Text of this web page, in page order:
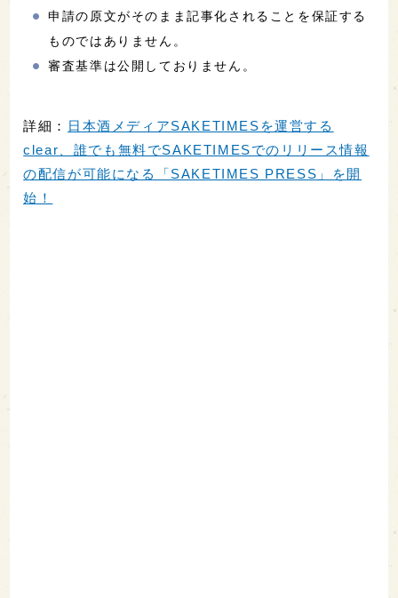
申請の原文がそのまま記事化されることを保証する
ものではありません。
審査基準は公開しておりません。
詳細：
日本酒メディアSAKETIMESを運営する
clear、誰でも無料でSAKETIMESでのリリース情報
の配信が可能になる「SAKETIMES PRESS」を開
始！